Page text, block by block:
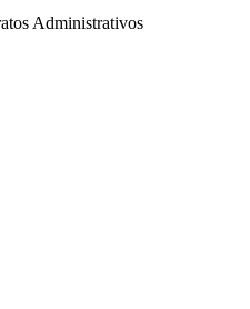
Administrativos